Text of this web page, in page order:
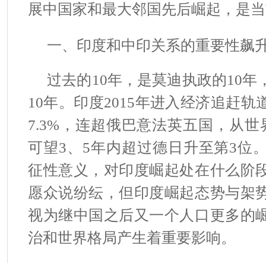
展中国家和最大邻国先后崛起，是
一、印度和中印关系的重要性飙
过去的10年，是莫迪执政的10年
10年。印度2015年进入经济追赶轨
7.3%，连超俄巴意法英五国，从
可望3、5年内超过德日升至第3位
征性意义，对印度崛起处在什么阶
愿众说纷纭，但印度崛起态势与架
视为继中国之后又一个人口更多的
治和世界格局产生着重要影响。